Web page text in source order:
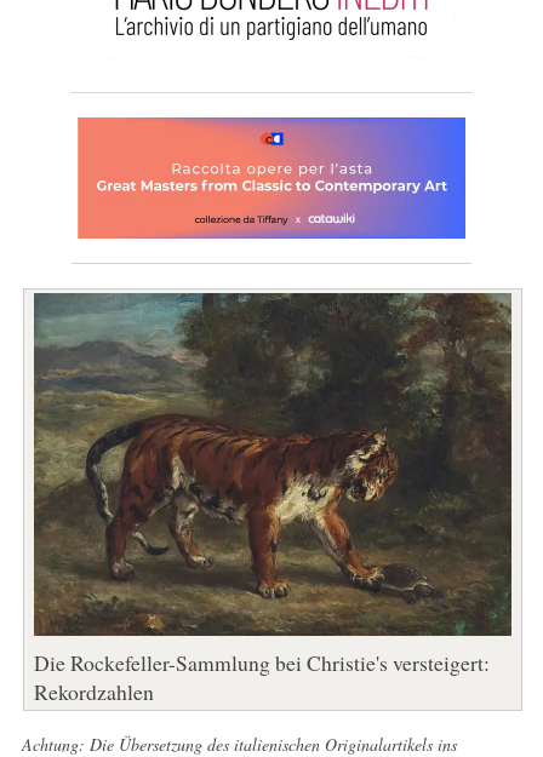
Die Rockefeller-Sammlung bei Christie's versteigert:
Rekordzahlen
Achtung: Die Übersetzung des italienischen Originalartikels ins